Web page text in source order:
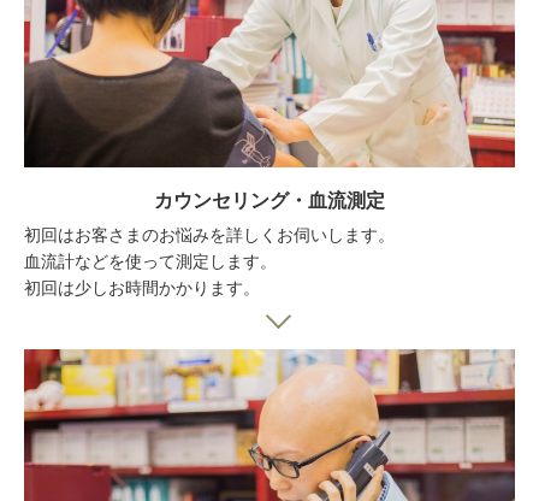
カウンセリング・血流測定
初回はお客さまのお悩みを詳しくお伺いします。
血流計などを使って測定します。
初回は少しお時間かかります。